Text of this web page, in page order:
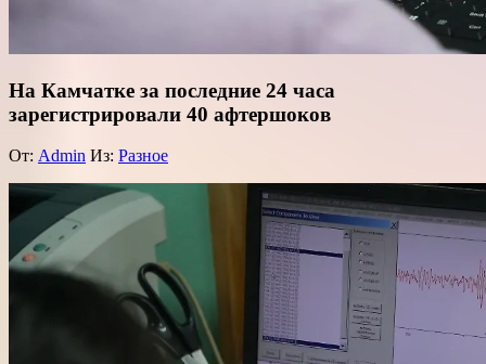
На Камчатке за последние 24 часа
зарегистрировали 40 афтершоков
От: Admin Из: Разное